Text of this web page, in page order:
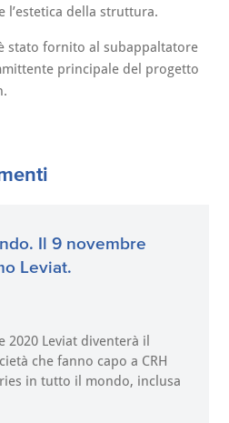
l’estetica della struttura.
stato fornito al subappaltatore
principale del progetto
Il 9 novembre
Leviat.
2020 Leviat diventerà il
che fanno capo a CRH
in tutto il mondo, inclusa